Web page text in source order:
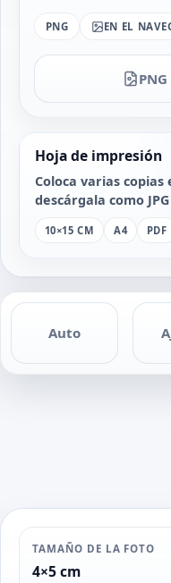
PNG EN EL
Hoja de impresión
Coloca varias copias
descárgala como JPG
10×15 CM A4 PDF
Auto
TAMAÑO DE LA FOTO
4×5 cm